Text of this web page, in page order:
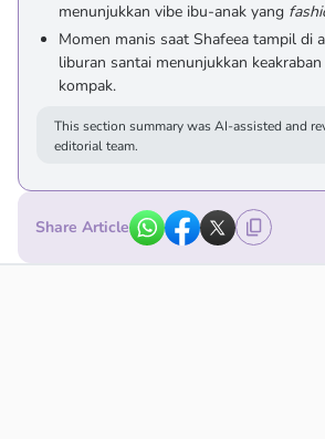
menunjukkan vibe ibu-anak yang
Momen manis saat Shafeea tampil di
liburan santai menunjukkan
kompak.
This section summary was AI-assisted and
editorial team.
Share Article